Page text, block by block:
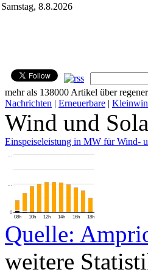
Samstag, 8.8.2026
mehr als 138000 Artikel über
Nachrichten | Erneuerbare |
Wind und
Einspeiseleistung in MW für Wind-
08h 10h 12h 14h 16h 18h
0
…
…
Quelle:
weitere